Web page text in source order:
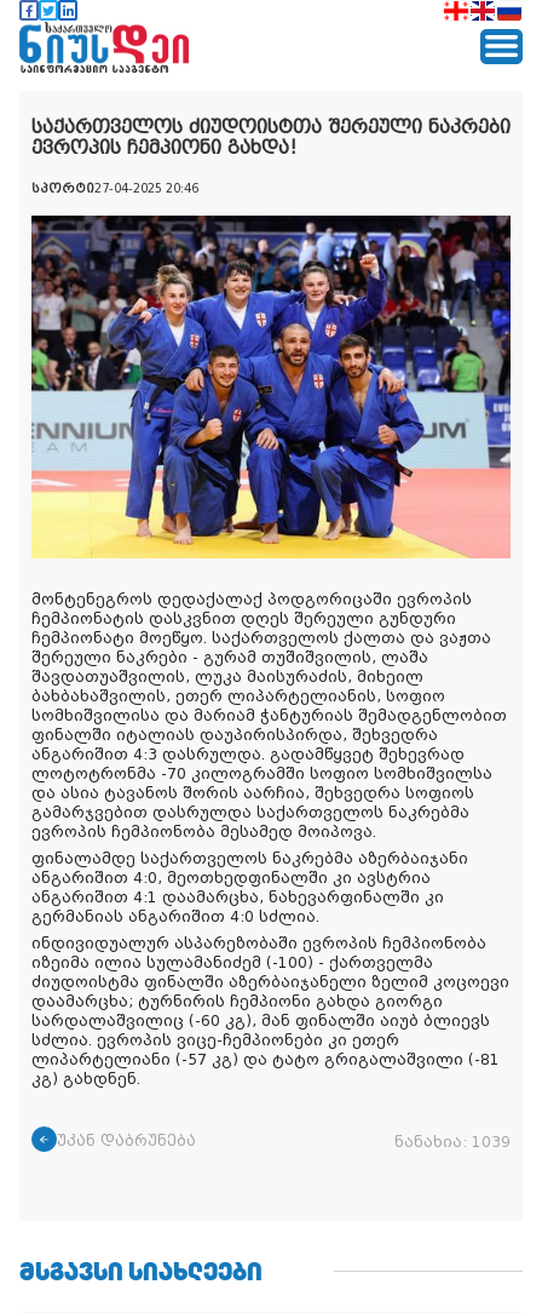
საქართველოს ძიუდოისტთა შერეული ნაკრები
ევროპის ჩემპიონი გახდა!
სპორტი27-04-2025 20:46
მონტენეგროს დედაქალაქ პოდგორიცაში ევროპის
ჩემპიონატის დასკვნით დღეს შერეული გუნდური
ჩემპიონატი მოეწყო. საქართველოს ქალთა და ვაჟთა
შერეული ნაკრები - გურამ თუშიშვილის, ლაშა
შავდათუაშვილის, ლუკა მაისურაძის, მიხეილ
ბახბახაშვილის, ეთერ ლიპარტელიანის, სოფიო
სომხიშვილისა და მარიამ ჭანტურიას შემადგენლობით
ფინალში იტალიას დაუპირისპირდა, შეხვედრა
ანგარიშით 4:3 დასრულდა. გადამწყვეტ შეხევრად
ლოტოტრონმა -70 კილოგრამში სოფიო სომხიშვილსა
და ასია ტავანოს შორის აარჩია, შეხვედრა სოფიოს
გამარჯვებით დასრულდა საქართველოს ნაკრებმა
ევროპის ჩემპიონობა მესამედ მოიპოვა.
ფინალამდე საქართველოს ნაკრებმა აზერბაიჯანი
ანგარიშით 4:0, მეოთხედფინალში კი ავსტრია
ანგარიშით 4:1 დაამარცხა, ნახევარფინალში კი
გერმანიას ანგარიშით 4:0 სძლია.
ინდივიდუალურ ასპარეზობაში ევროპის ჩემპიონობა
იზეიმა ილია სულამანიძემ (-100) - ქართველმა
ძიუდოისტმა ფინალში აზერბაიჯანელი ზელიმ კოცოევი
დაამარცხა; ტურნირის ჩემპიონი გახდა გიორგი
სარდალაშვილიც (-60 კგ), მან ფინალში აიუბ ბლიევს
სძლია. ევროპის ვიცე-ჩემპიონები კი ეთერ
ლიპარტელიანი (-57 კგ) და ტატო გრიგალაშვილი (-81
კგ) გახდნენ.
უკან დაბრუნება ნანახია: 1039
ᲛᲡᲒᲐᲕᲡᲘ ᲡᲘᲐᲮᲚᲔᲔᲑᲘ